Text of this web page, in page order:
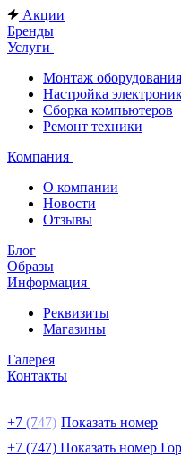
Акции
Бренды
Услуги
Монтаж оборудования
Настройка
Сборка компьютеров
Ремонт техники
Компания
О компании
Новости
Отзывы
Блог
Образы
Информация
Реквизиты
Магазины
Галерея
Контакты
+7 (747) Показать номер
+7 (747) Показать номер